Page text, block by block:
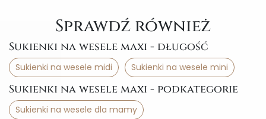
Sprawdź również
Sukienki na wesele maxi - długość
Sukienki na wesele midi Sukienki na wesele mini
Sukienki na wesele maxi - podkategorie
Sukienki na wesele dla mamy